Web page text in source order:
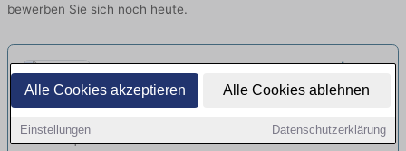
Alle Cookies akzeptieren Alle Cookies ablehnen
Einstellungen Datenschutzerklärung
bewerben Sie sich noch heute.
PFLEGEFACHKRAFT (M/W/D) |
AMBULANTE PFLEGE | Vollzeit,
Cosmea Pflege Holding GmbH | Landau in